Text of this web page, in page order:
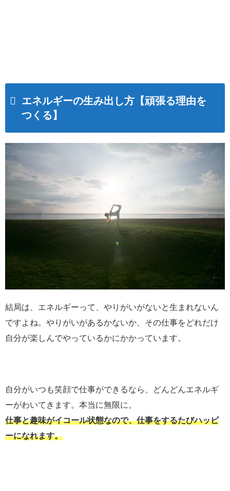
エネルギーの生み出し方【頑張る理由を
つくる】
結局は、エネルギーって、やりがいがないと生まれないん
ですよね。やりがいがあるかないか、その仕事をどれだけ
自分が楽しんでやっているかにかかっています。
自分がいつも笑顔で仕事ができるなら、どんどんエネルギ
ーがわいてきます。本当に無限に。
仕事と趣味がイコール状態なので、仕事をするたびハッピ
ーになれます。